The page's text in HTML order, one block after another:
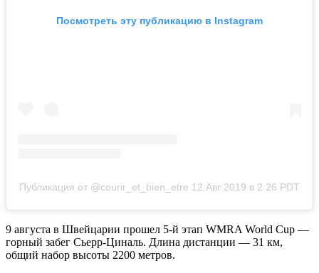
Посмотреть эту публикацию в Instagram
Публикация от @courir_et_bien_etre 12 Авг 2019 в 2:26 PDT
9 августа в Швейцарии прошел 5-й этап WMRA World Cup —
горный забег Сьерр-Циналь. Длина дистанции — 31 км,
общий набор высоты 2200 метров.